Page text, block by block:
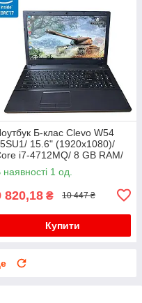
Б-клас Clevo W54
15.6" (1920x1080)/
i7-4712MQ/ 8 GB RAM/
GB SSD/ HD 4600
наявності 1 од.
820,18 ₴ 10 447 ₴
Купити